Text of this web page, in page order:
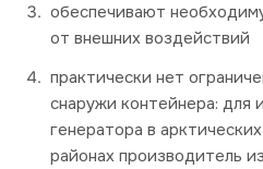
обеспечивают
от внешних воздействий
практически нет
снаружи контейнера: для
генератора в
районах производитель